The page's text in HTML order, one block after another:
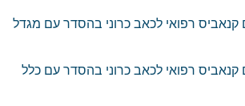
קנאביס רפואי לכאב כרוני בהסדר עם מגדל
קנאביס רפואי לכאב כרוני בהסדר עם כלל